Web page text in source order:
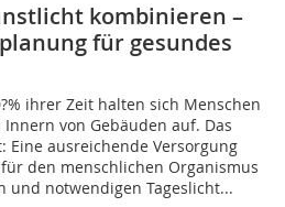
kombinieren –
für gesundes
ihrer Zeit halten sich Menschen
von Gebäuden auf. Das
Eine ausreichende Versorgung
den menschlichen Organismus
und notwendigen Tageslicht...